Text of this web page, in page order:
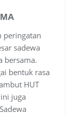
peringatan
sadewa
bersama.
bentuk rasa
HUT
juga